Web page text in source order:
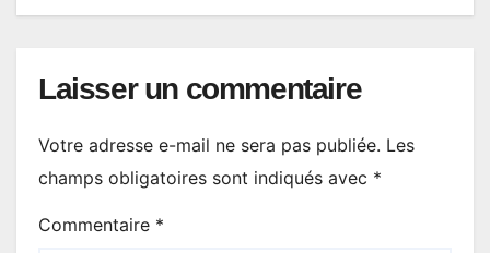
Laisser un commentaire
Votre adresse e-mail ne sera pas publiée. Les
champs obligatoires sont indiqués avec *
Commentaire *